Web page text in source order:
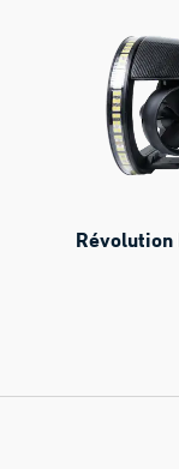
Révolution